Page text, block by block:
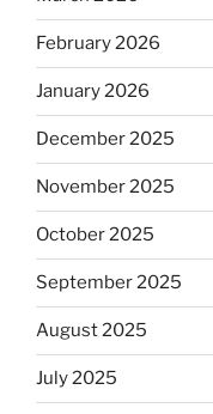
February 2026
January 2026
December 2025
November 2025
October 2025
September 2025
August 2025
July 2025